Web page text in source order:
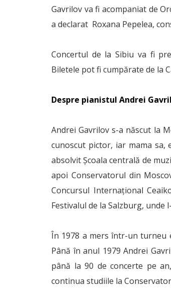
Gavrilov va fi acompaniat de
a declarat Roxana Pepelea,
Concertul de la Sibiu va fi
Biletele pot fi cumpărate de la
Despre pianistul Andrei
Andrei Gavrilov s-a născut la
cunoscut pictor, iar mama sa,
absolvit Şcoala centrală de
apoi Conservatorul din
Concursul Internaţional
Festivalul de la Salzburg, unde
În 1978 a mers într-un turneu
Până în anul 1979 Andrei
până la 90 de concerte pe
continua studiile la